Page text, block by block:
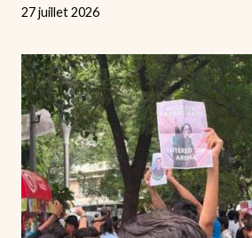
27 juillet 2026